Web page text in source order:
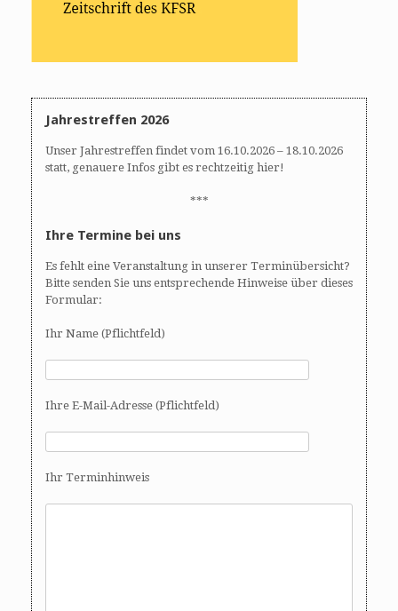
Jahrestreffen 2026
Unser Jahrestreffen findet vom 16.10.2026 – 18.10.2026
statt, genauere Infos gibt es rechtzeitig hier!
***
Ihre Termine bei uns
Es fehlt eine Veranstaltung in unserer Terminübersicht?
Bitte senden Sie uns entsprechende Hinweise über dieses
Formular:
Ihr Name (Pflichtfeld)
Ihre E-Mail-Adresse (Pflichtfeld)
Ihr Terminhinweis